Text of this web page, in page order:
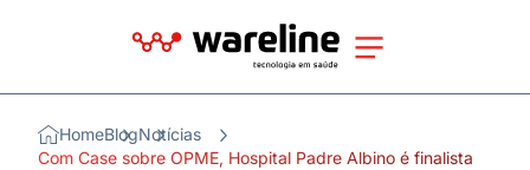
HomeBlogNotícias
Com Case sobre OPME, Hospital Padre Albino é finalista